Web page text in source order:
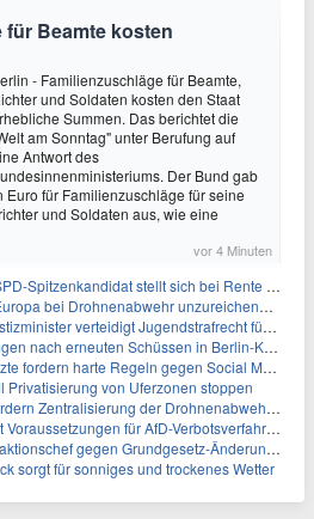
Beamte kosten
- Familienzuschläge für Beamte,
und Soldaten kosten den Staat
Summen. Das berichtet die
am Sonntag" unter Berufung auf
Antwort des
Der Bund gab
für Familienzuschläge für seine
und Soldaten aus, wie eine
vor 4 Minuten
Spitzenkandidat stellt sich bei Rente mit 63 quer
bei Drohnenabwehr unzureichend vorbereitet
verteidigt Jugendstrafrecht für Heranwachsende
nach erneuten Schüssen in Berlin-Kreuzberg dauern an
fordern harte Regeln gegen Social Media
Privatisierung von Uferzonen stoppen
Zentralisierung der Drohnenabwehr bei Bundespolizei
für AfD-Verbotsverfahren nicht gegeben
gegen Grundgesetz-Änderung für queere Rechte
sorgt für sonniges und trockenes Wetter